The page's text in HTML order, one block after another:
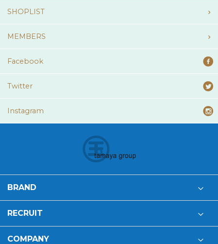
SHOPLIST
MEMBERS
Facebook
Twitter
Instagram
BRAND
RECRUIT
COMPANY